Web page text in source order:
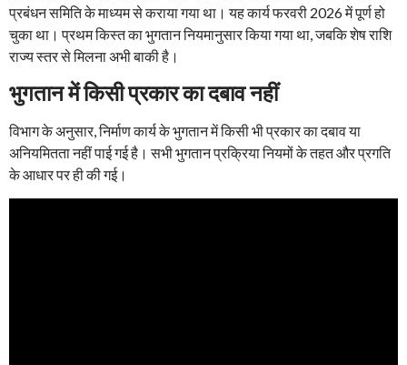
प्रबंधन समिति के माध्यम से कराया गया था। यह कार्य फरवरी 2026 में पूर्ण हो
चुका था। प्रथम किस्त का भुगतान नियमानुसार किया गया था, जबकि शेष राशि
राज्य स्तर से मिलना अभी बाकी है।
भुगतान में किसी प्रकार का दबाव नहीं
विभाग के अनुसार, निर्माण कार्य के भुगतान में किसी भी प्रकार का दबाव या
अनियमितता नहीं पाई गई है। सभी भुगतान प्रक्रिया नियमों के तहत और प्रगति
के आधार पर ही की गई।